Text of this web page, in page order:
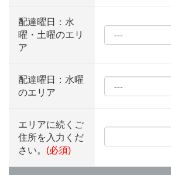
配達曜日：水
曜・土曜のエリ
ア
配達曜日：水曜
のエリア
エリアに続くご
住所を入力くだ
さい。 (必須)